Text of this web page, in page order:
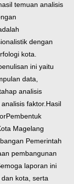
temuan analisis
dengan
kota.
ini yaitu
data,
analisis
faktor. Hasil
Pembentuk
Magelang
Pemerintah
pembangunan
laporan ini
kota, serta